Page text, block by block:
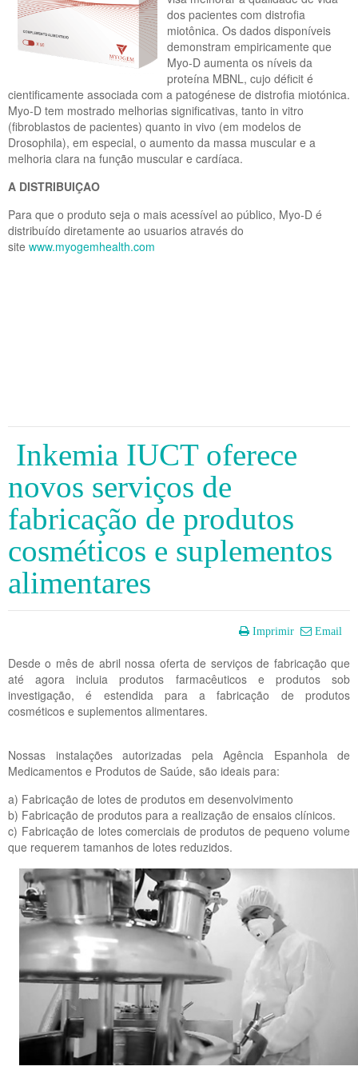
dos pacientes com distrofia
miotônica. Os dados disponíveis
demonstram empiricamente que
Myo-D aumenta os níveis da
proteína MBNL, cujo déficit é
cientificamente associada com a patogénese de distrofia miotónica.
Myo-D tem mostrado melhorias significativas, tanto in vitro
(fibroblastos de pacientes) quanto in vivo (em modelos de
Drosophila), em especial, o aumento da massa muscular e a
melhoria clara na função muscular e cardíaca.
A DISTRIBUIÇAO
Para que o produto seja o mais acessível ao público, Myo-D é
distribuído diretamente ao usuarios através do
site www.myogemhealth.com
Inkemia IUCT oferece
novos serviços de
fabricação de produtos
cosméticos e suplementos
alimentares
Imprimir Email
Desde o mês de abril nossa oferta de serviços de fabricação que
até agora incluia produtos farmacêuticos e produtos sob
investigação, é estendida para a fabricação de produtos
cosméticos e suplementos alimentares.
Nossas instalações autorizadas pela Agência Espanhola de
Medicamentos e Produtos de Saúde, são ideais para:
a) Fabricação de lotes de produtos em desenvolvimento
b) Fabricação de produtos para a realização de ensaios clínicos.
c) Fabricação de lotes comerciais de produtos de pequeno volume
que requerem tamanhos de lotes reduzidos.